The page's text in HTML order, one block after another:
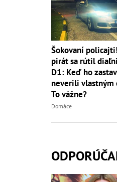
Šokovaní
pirát sa rútil
D1: Keď ho
neverili vlastným
To vážne?
Domáce